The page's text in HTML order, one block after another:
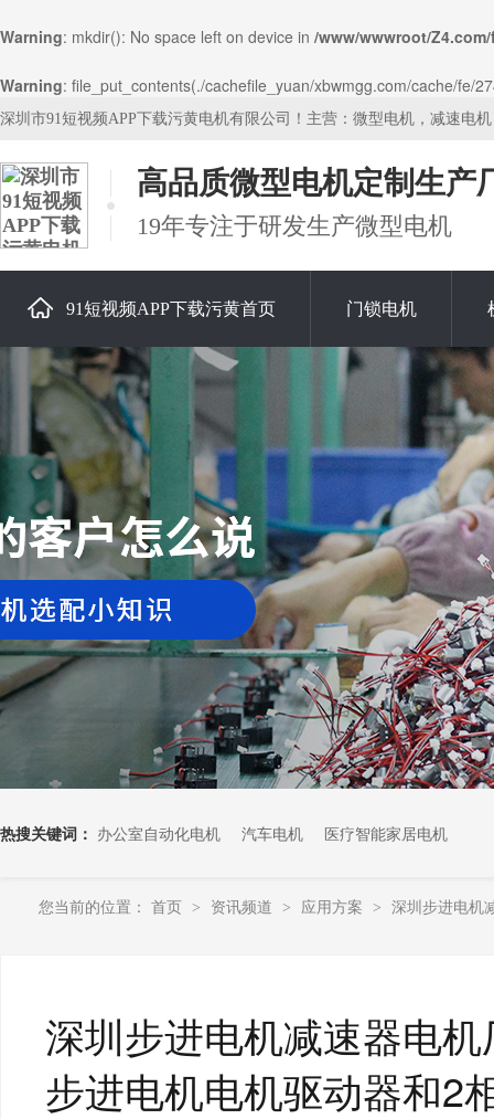
Warning: mkdir(): No space left on device in /www/wwwroot/
Warning: file_put_contents(./cachefile_yuan/xbwmgg.com/cache/fe/
深圳市91短视频APP下载污黄电机有限公司！主营：微型电机，减速电
高品质微型电机定制生产
19年专注于研发生产微型电机
91短视频APP下载污黄首页 门锁电机
关于91短视频APP下载污黄
热搜关键词： 办公室自动化电机 汽车电机 医疗智能家居电机
您当前的位置： 首页 > 资讯频道 > 应用方案 > 深圳步进电机
深圳步进电机减速器电
步进电机电机驱动器和2